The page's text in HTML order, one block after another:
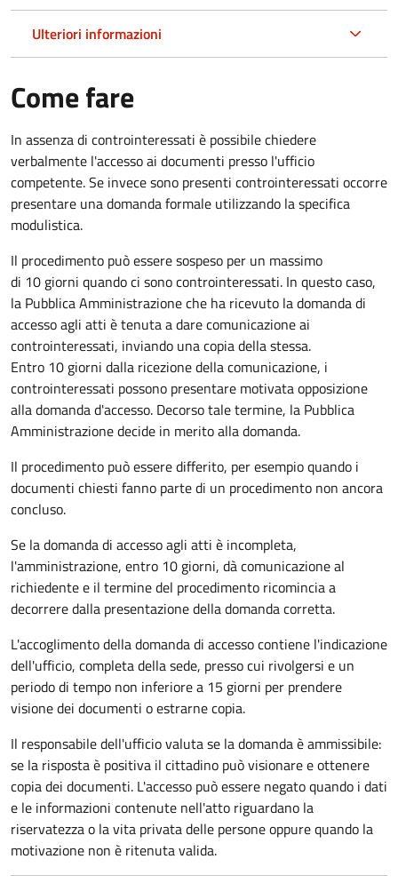
Ulteriori informazioni
Come fare
In assenza di controinteressati è possibile chiedere
verbalmente l'accesso ai documenti presso l'ufficio
competente. Se invece sono presenti controinteressati occorre
presentare una domanda formale utilizzando la specifica
modulistica.
Il procedimento può essere sospeso per un massimo
di 10 giorni quando ci sono controinteressati. In questo caso,
la Pubblica Amministrazione che ha ricevuto la domanda di
accesso agli atti è tenuta a dare comunicazione ai
controinteressati, inviando una copia della stessa.
Entro 10 giorni dalla ricezione della comunicazione, i
controinteressati possono presentare motivata opposizione
alla domanda d'accesso. Decorso tale termine, la Pubblica
Amministrazione decide in merito alla domanda.
Il procedimento può essere differito, per esempio quando i
documenti chiesti fanno parte di un procedimento non ancora
concluso.
Se la domanda di accesso agli atti è incompleta,
l'amministrazione, entro 10 giorni, dà comunicazione al
richiedente e il termine del procedimento ricomincia a
decorrere dalla presentazione della domanda corretta.
L'accoglimento della domanda di accesso contiene l'indicazione
dell'ufficio, completa della sede, presso cui rivolgersi e un
periodo di tempo non inferiore a 15 giorni per prendere
visione dei documenti o estrarne copia.
Il responsabile dell'ufficio valuta se la domanda è ammissibile:
se la risposta è positiva il cittadino può visionare e ottenere
copia dei documenti. L'accesso può essere negato quando i dati
e le informazioni contenute nell'atto riguardano la
riservatezza o la vita privata delle persone oppure quando la
motivazione non è ritenuta valida.